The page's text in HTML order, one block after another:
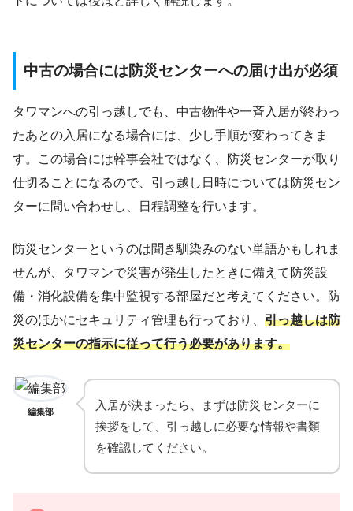
中古の場合には防災センターへの届け出が必須
タワマンへの引っ越しでも、中古物件や一斉入居が終わっ
たあとの入居になる場合には、少し手順が変わってきま
す。この場合には幹事会社ではなく、防災センターが取り
仕切ることになるので、引っ越し日時については防災セン
ターに問い合わせし、日程調整を行います。
防災センターというのは聞き馴染みのない単語かもしれま
せんが、タワマンで災害が発生したときに備えて防災設
備・消化設備を集中監視する部屋だと考えてください。防
災のほかにセキュリティ管理も行っており、 引っ越しは防
災センターの指示に従って行う必要があります。
編集部
入居が決まったら、まずは防災センターに
挨拶をして、引っ越しに必要な情報や書類
を確認してください。